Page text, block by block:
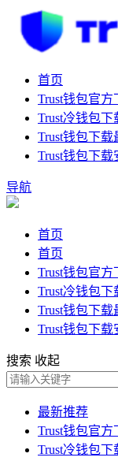
首页
Trust钱包官方
Trust冷钱包下
Trust钱包下载
Trust钱包下载
导航
首页
首页
Trust钱包官方
Trust冷钱包下
Trust钱包下载
Trust钱包下载
搜索 收起
最新推荐
Trust钱包官方
Trust冷钱包下